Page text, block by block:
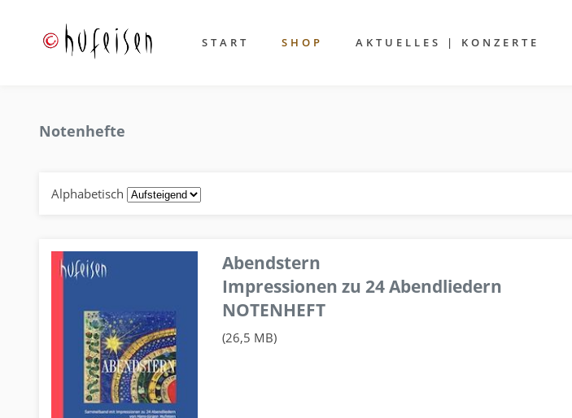
START SHOP AKTUELLES | KONZERTE
Notenhefte
Alphabetisch
Abendstern
Impressionen zu 24 Abendliedern
NOTENHEFT
(26,5 MB)